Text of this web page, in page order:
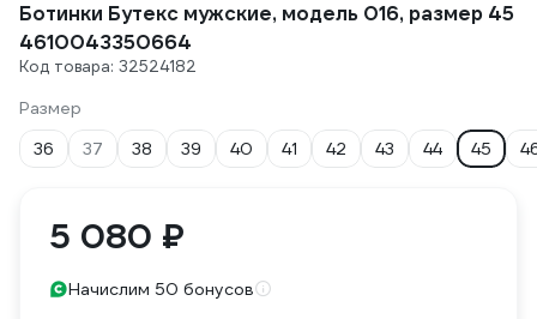
Ботинки Бутекс мужские, модель 016, размер 45
4610043350664
Код товара: 32524182
Размер
36
37 38 39 40 41 42 43 44 45
5 080 ₽
Начислим 50 бонусов